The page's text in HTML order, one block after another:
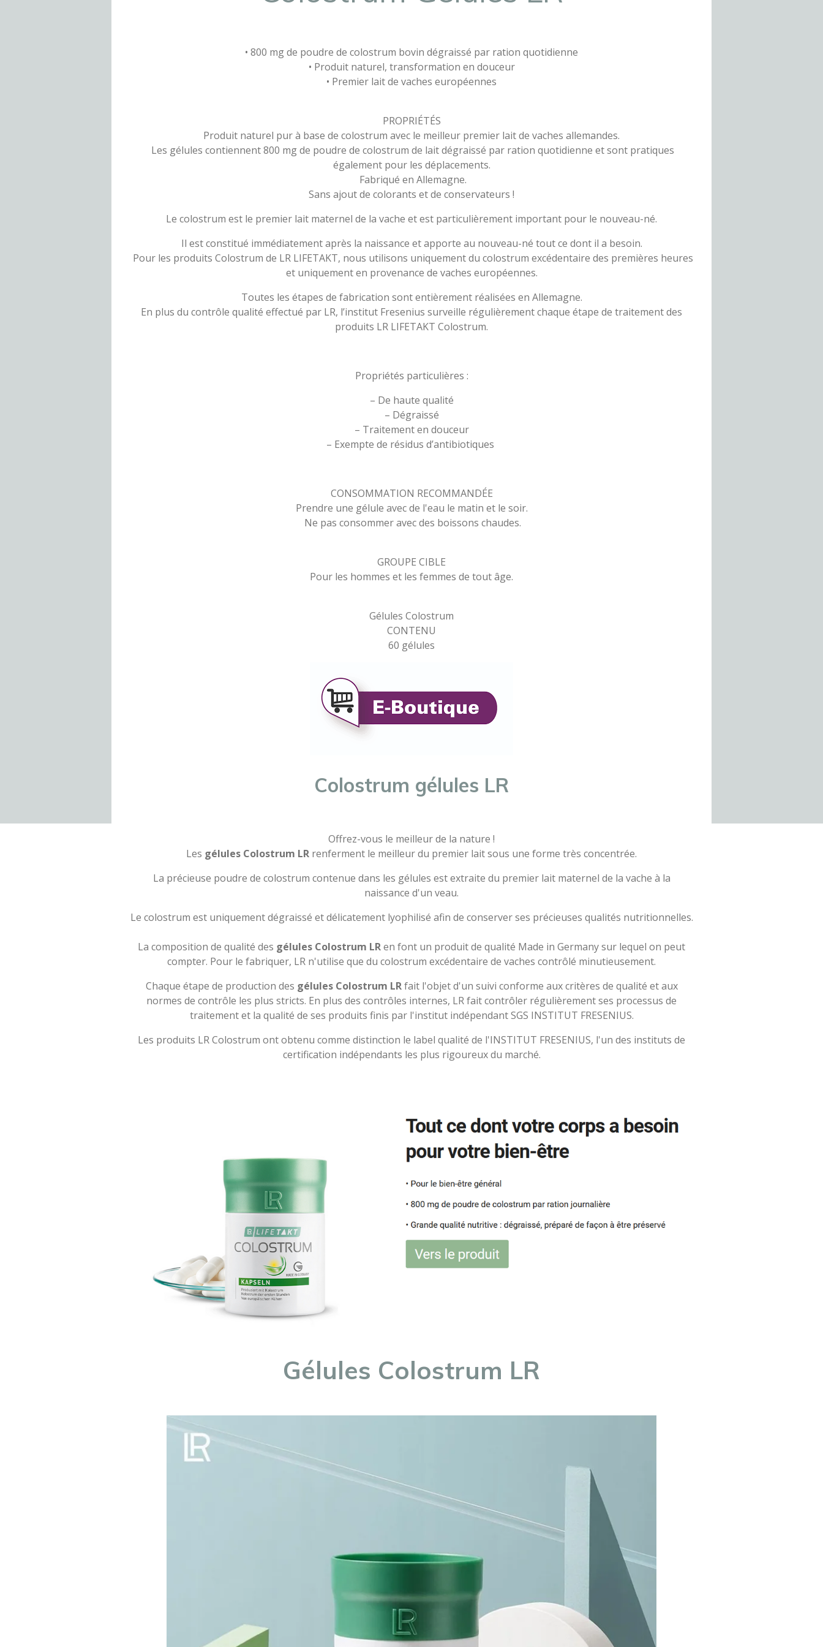
• 800 mg de poudre de colostrum bovin dégraissé par ration quotidienne
• Produit naturel, transformation en douceur
• Premier lait de vaches européennes
PROPRIÉTÉS
Produit naturel pur à base de colostrum avec le meilleur premier lait de vaches allemandes.
Les gélules contiennent 800 mg de poudre de colostrum de lait dégraissé par ration quotidienne et sont pratiques
également pour les déplacements.
Fabriqué en Allemagne.
Sans ajout de colorants et de conservateurs !
Le colostrum est le premier lait maternel de la vache et est particulièrement important pour le nouveau-né.
Il est constitué immédiatement après la naissance et apporte au nouveau-né tout ce dont il a besoin.
Pour les produits Colostrum de LR LIFETAKT, nous utilisons uniquement du colostrum excédentaire des premières heures
et uniquement en provenance de vaches européennes.
Toutes les étapes de fabrication sont entièrement réalisées en Allemagne.
En plus du contrôle qualité effectué par LR, l’institut Fresenius surveille régulièrement chaque étape de traitement des
produits LR LIFETAKT Colostrum.
Propriétés particulières :
– De haute qualité
– Dégraissé
– Traitement en douceur
– Exempte de résidus d’antibiotiques
CONSOMMATION RECOMMANDÉE
Prendre une gélule avec de l'eau le matin et le soir.
Ne pas consommer avec des boissons chaudes.
GROUPE CIBLE
Pour les hommes et les femmes de tout âge.
Gélules Colostrum
CONTENU
60 gélules
Colostrum gélules LR
Offrez-vous le meilleur de la nature !
Les gélules Colostrum LR renferment le meilleur du premier lait sous une forme très concentrée.
La précieuse poudre de colostrum contenue dans les gélules est extraite du premier lait maternel de la vache à la
naissance d'un veau.
Le colostrum est uniquement dégraissé et délicatement lyophilisé afin de conserver ses précieuses qualités nutritionnelles.
La composition de qualité des gélules Colostrum LRen font un produit de qualité Made in Germany sur lequel on peut
compter. Pour le fabriquer, LR n'utilise que du colostrum excédentaire de vaches contrôlé minutieusement.
Chaque étape de production des gélules Colostrum LRfait l'objet d'un suivi conforme aux critères de qualité et aux
normes de contrôle les plus stricts. En plus des contrôles internes, LR fait contrôler régulièrement ses processus de
traitement et la qualité de ses produits finis par l'institut indépendant SGS INSTITUT FRESENIUS.
Les produits LR Colostrum ont obtenu comme distinction le label qualité de l'INSTITUT FRESENIUS, l'un des instituts de
certification indépendants les plus rigoureux du marché.
Gélules Colostrum LR